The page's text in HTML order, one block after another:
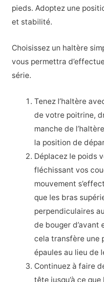
pieds. Adoptez une
et stabilité.
Choisissez un haltère
vous permettra
série.
Tenez l’haltère
de votre poitrine,
manche de
la position de
Déplacez le poids
fléchissant vos
mouvement
que les bras
perpendiculaires
de bouger d’avant
cela transfère une
épaules au lieu de
Continuez à faire
tête jusqu’à ce